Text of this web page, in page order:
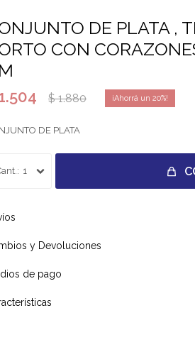
DE PLATA ,
CON
$ 1.880 20
DE PLATA
1
y Devoluciones
de pago